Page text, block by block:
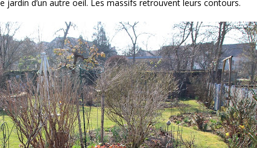
jardin d’un autre oeil. Les massifs retrouvent leurs contours.